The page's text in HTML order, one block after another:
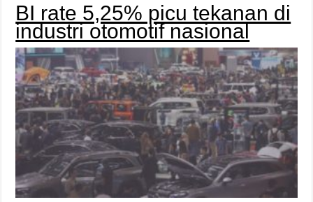
BI rate 5,25% picu tekanan di
industri otomotif nasional